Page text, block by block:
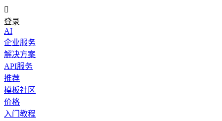

登录
AI
企业服务
解决方案
API服务
推荐
模板社区
价格
入门教程